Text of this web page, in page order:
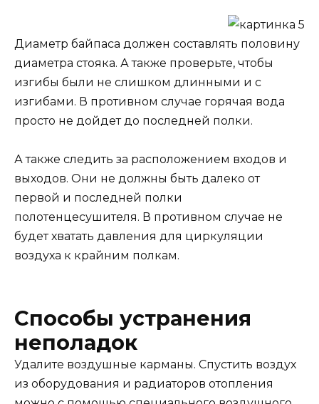
Диаметр байпаса должен составлять половину
диаметра стояка. А также проверьте, чтобы
изгибы были не слишком длинными и с
изгибами. В противном случае горячая вода
просто не дойдет до последней полки.
А также следить за расположением входов и
выходов. Они не должны быть далеко от
первой и последней полки
полотенцесушителя. В противном случае не
будет хватать давления для циркуляции
воздуха к крайним полкам.
Способы устранения
неполадок
Удалите воздушные карманы. Спустить воздух
из оборудования и радиаторов отопления